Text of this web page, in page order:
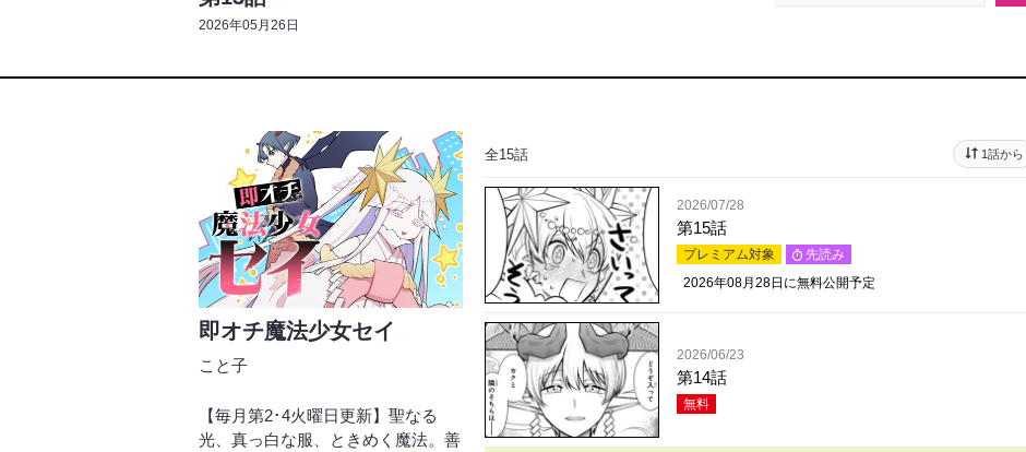
2026年05月26日
即オチ魔法少女セイ
こと子
【毎月第2･4火曜日更新】聖なる
光、真っ白な服、ときめく魔法。善
全15話 1話から
2026/07/28
第15話
プレミアム対象
先読み
2026年08月28日 に無料公開予定
2026/06/23
第14話
無料